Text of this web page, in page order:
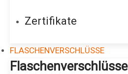
Zertifikate
FLASCHENVERSCHLÜSSE
Flaschenverschlüsse